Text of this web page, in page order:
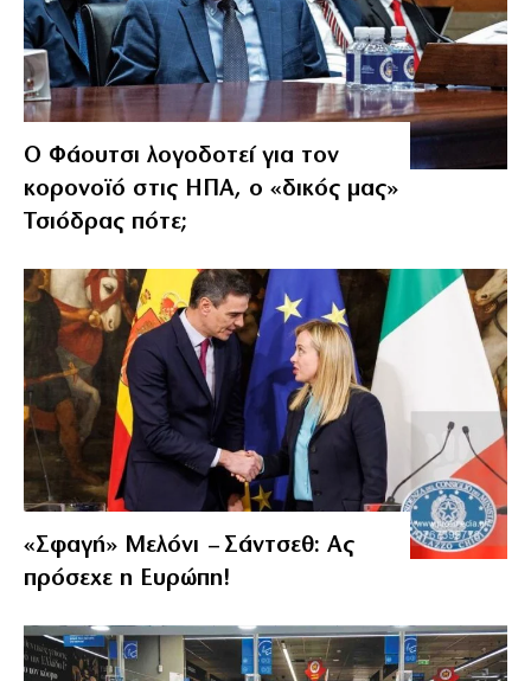
Ο Φάουτσι λογοδοτεί για τον
κορονοϊό στις ΗΠΑ, ο «δικός μας»
Τσιόδρας πότε;
«Σφαγή» Μελόνι – Σάντσεθ: Ας
πρόσεχε η Ευρώπη!